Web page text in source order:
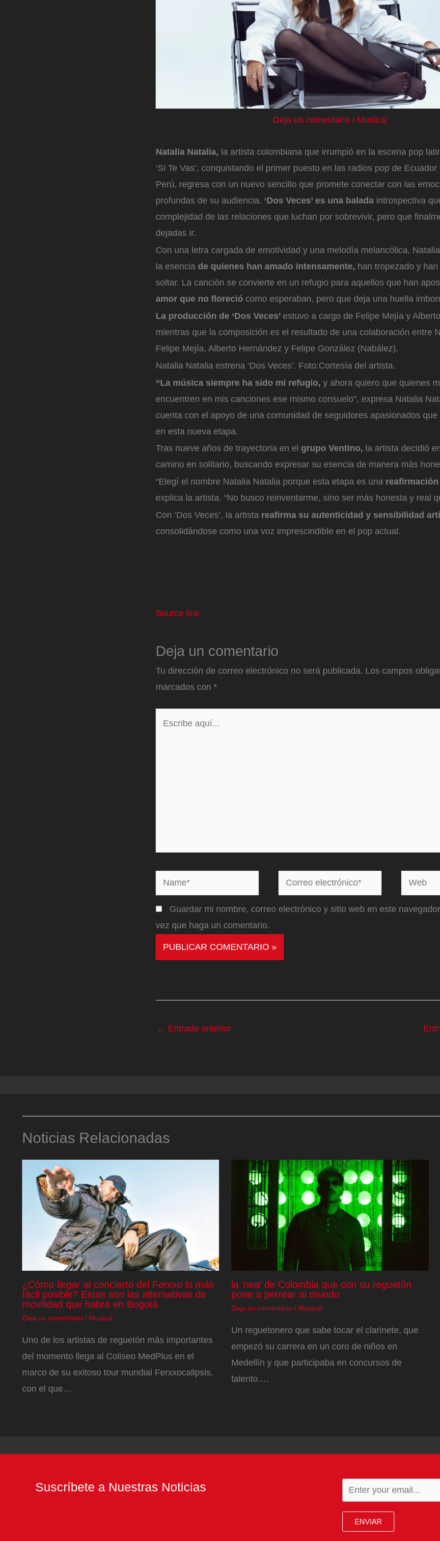
Deja un comentario / Musical
Natalia Natalia, la artista colombiana que irrumpió en la escena pop
‘Si Te Vas’, conquistando el primer puesto en las radios pop de
Perú, regresa con un nuevo sencillo que promete conectar con las
profundas de su audiencia. ‘Dos Veces’ es una balada introspectiva
complejidad de las relaciones que luchan por sobrevivir, pero que
dejadas ir.
Con una letra cargada de emotividad y una melodía melancólica,
la esencia de quienes han amado intensamente, han tropezado y
soltar. La canción se convierte en un refugio para aquellos que han
amor que no floreció como esperaban, pero que deja una huella
La producción de ‘Dos Veces’ estuvo a cargo de Felipe Mejía y
mientras que la composición es el resultado de una colaboración entre
Felipe Mejía, Alberto Hernández y Felipe González (Nabález).
Natalia Natalia estrena ‘Dos Veces’. Foto:Cortesía del artista.
“La música siempre ha sido mi refugio, y ahora quiero que quienes
encuentren en mis canciones ese mismo consuelo”, expresa Natalia
cuenta con el apoyo de una comunidad de seguidores apasionados
en esta nueva etapa.
Tras nueve años de trayectoria en el grupo Ventino, la artista decidió
camino en solitario, buscando expresar su esencia de manera más
“Elegí el nombre Natalia Natalia porque esta etapa es una
explica la artista. “No busco reinventarme, sino ser más honesta y real
Con ‘Dos Veces’, la artista reafirma su autenticidad y sensibilidad
consolidándose como una voz imprescindible en el pop actual.
Source link
Deja un comentario
Tu dirección de correo electrónico no será publicada. Los campos
marcados con *
Name*
Correo
electrónico*
Web
Guardar mi nombre, correo electrónico y sitio web en este
vez que haga un comentario.
← Entrada anterior
Noticias Relacionadas
¿Cómo llegar al concierto del Ferxxo lo más
fácil posible? Estas son las alternativas de
movilidad que habrá en Bogotá
Deja un comentario / Musical
Uno de los artistas de reguetón más importantes
del momento llega al Coliseo MedPlus en el
marco de su exitoso tour mundial Ferxxocalipsis,
con el que…
la ‘nea’ de Colombia que con su reguetón
pone a perrear al mundo
Deja un comentario / Musical
Un reguetonero que sabe tocar el clarinete, que
empezó su carrera en un coro de niños en
Medellín y que participaba en concursos de
talento.…
Suscríbete a Nuestras Noticias
ENVIAR